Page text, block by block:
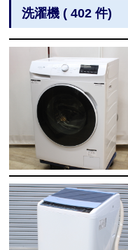
洗濯機 ( 402 件)